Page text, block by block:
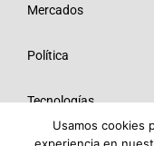
Mercados
Política
Tecnologías
Usamos cookies